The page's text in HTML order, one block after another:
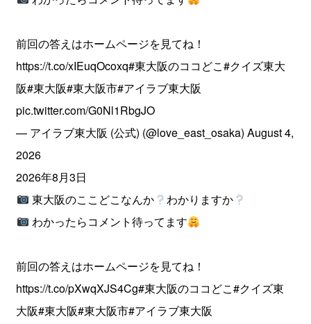
前回の答えはホームページを見てね！
https://t.co/xIEuqOcoxq#東大阪のココどこ#クイズ東大
阪#東大阪#東大阪市#アイラブ東大阪
pic.twitter.com/G0Nl1RbgJO
— アイラブ東大阪 (公式) (@love_east_osaka)August 4,
2026
2026年8月3日
東大阪のここどこなんか
わかりますか
わかったらコメント待ってます
前回の答えはホームページを見てね！
https://t.co/pXwqXJS4Cg#東大阪のココどこ#クイズ東
大阪#東大阪#東大阪市#アイラブ東大阪